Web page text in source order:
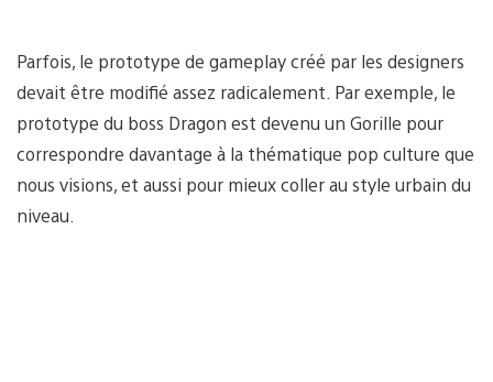
Parfois, le prototype de gameplay créé par les designers
devait être modifié assez radicalement. Par exemple, le
prototype du boss Dragon est devenu un Gorille pour
correspondre davantage à la thématique pop culture que
nous visions, et aussi pour mieux coller au style urbain du
niveau.